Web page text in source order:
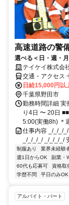
高速道路の警
選べる＜日・週・
テイケイ株式
交通・アクセス
日給15,000円以
千葉県野田市
勤務時間詳細 実
り4日 〜 20日
5:00(実働8h) ＊
仕事内容 _/_/_/
_/_/_/_/ _/_/_/_/
制服あり 業界未経験
週1日からOK
副業・
60代も応募可
資格取
学歴不問
平日のみOK
アルバイト・パート